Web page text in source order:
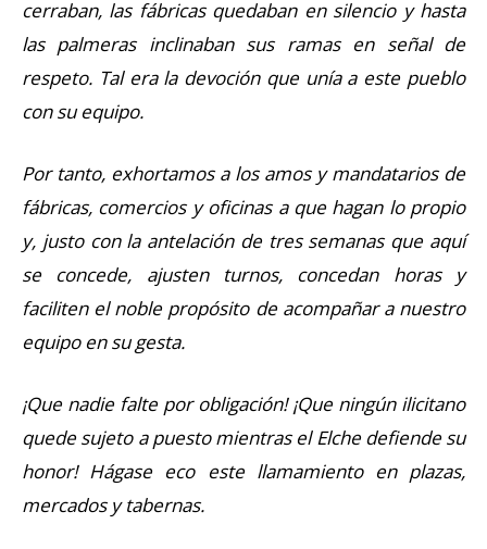
cerraban, las fábricas quedaban en silencio y hasta
las palmeras inclinaban sus ramas en señal de
respeto. Tal era la devoción que unía a este pueblo
con su equipo.
Por tanto, exhortamos a los amos y mandatarios de
fábricas, comercios y oficinas a que hagan lo propio
y, justo con la antelación de tres semanas que aquí
se concede, ajusten turnos, concedan horas y
faciliten el noble propósito de acompañar a nuestro
equipo en su gesta.
¡Que nadie falte por obligación! ¡Que ningún ilicitano
quede sujeto a puesto mientras el Elche defiende su
honor! Hágase eco este llamamiento en plazas,
mercados y tabernas.